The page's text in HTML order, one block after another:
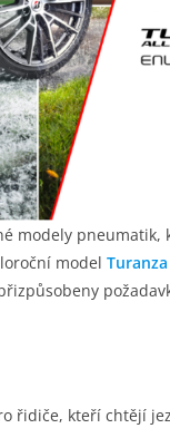
modely
model
řidiče, kteří chtějí